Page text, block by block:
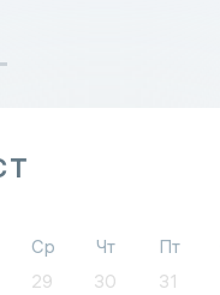
Ср Чт Пт
29 30 31